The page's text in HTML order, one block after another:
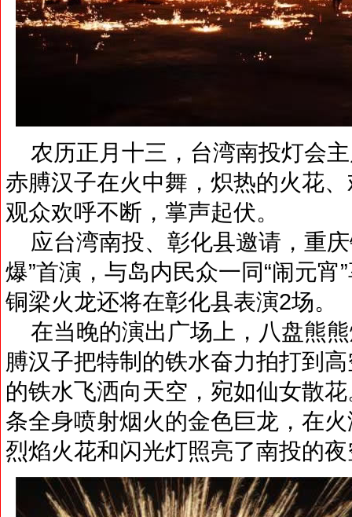
农历正月十三，台湾南投灯会
赤膊汉子在火中舞，炽热的火花
观众欢呼不断，掌声起伏。
应台湾南投、彰化县邀请，重
爆”首演，与岛内民众一同“闹元
铜梁火龙还将在彰化县表演2场。
在当晚的演出广场上，八盘熊
膊汉子把特制的铁水奋力拍打到
的铁水飞洒向天空，宛如仙女散
条全身喷射烟火的金色巨龙，在
烈焰火花和闪光灯照亮了南投的